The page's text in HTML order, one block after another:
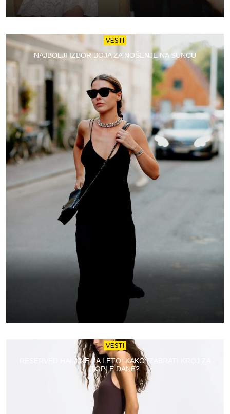
VESTI
NAJBOLJI IZBOR BOJA ZA NOŠENJE NA SUNCU
VESTI
RESERVED HALJINE ZA LETO: KAKO IZABRATI KROJ ZA
TOPLE DANE?